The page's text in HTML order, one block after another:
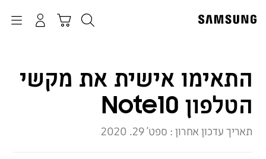
התאימו אישית את מקשי
הטלפון Note10
תאריך עדכון אחרון : ספט׳ 29. 2020